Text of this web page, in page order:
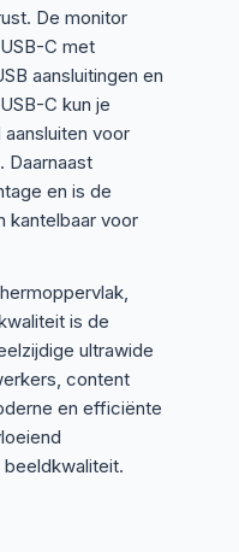
De monitor
C met
aansluitingen en
C kun je
voor
Daarnaast
en is de
kantelbaar voor
is de
ultrawide
content
en efficiënte